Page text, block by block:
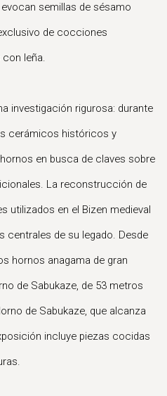
semillas de sésamo
de cocciones
leña.
investigación rigurosa: durante
cerámicos históricos y
en busca de claves sobre
La reconstrucción de
utilizados en el Bizen medieval
centrales de su legado. Desde
hornos anagama de gran
de Sabukaze, de 53 metros
de Sabukaze, que alcanza
incluye piezas cocidas